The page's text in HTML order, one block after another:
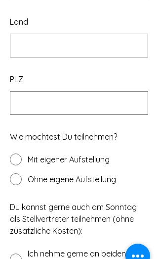
Land
PLZ
Wie möchtest Du teilnehmen?
Mit eigener Aufstellung
Ohne eigene Aufstellung
Du kannst gerne auch am Sonntag
als Stellvertreter teilnehmen (ohne
zusätzliche Kosten):
Ich nehme gerne an beiden